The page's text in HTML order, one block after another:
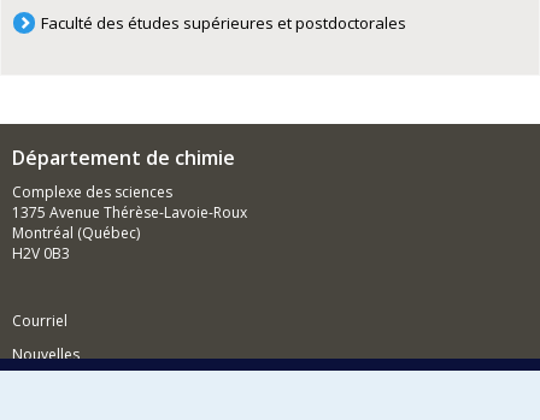
Faculté des études supérieures et postdoctorales
Département de chimie
Complexe des sciences
1375 Avenue Thérèse-Lavoie-Roux
Montréal (Québec)
H2V 0B3
Courriel
Nouvelles